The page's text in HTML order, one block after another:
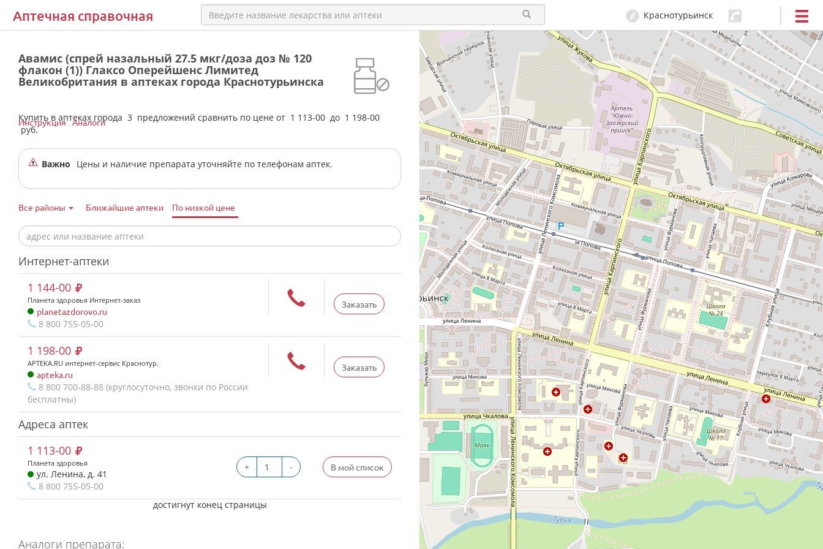
Аптечная справочная Краснотурьинск
Авамис (спрей назальный 27.5 мкг/доза доз № 120
флакон (1)) Глаксо Оперейшенс Лимитед
Великобритания в аптеках города Краснотурьинска
Купить в аптеках города 3 предложений сравнить по цене от 1 113-00 до 1 198-00
руб.
Инструкция Аналоги
Важно Цены и наличие препарата уточняйте по телефонам аптек.
Все районы Ближайшие аптеки По низкой цене
Интернет-аптеки
Заказать
1 144-00
Планета здоровья Интернет-заказ
planetazdorovo.ru
8 800 755-05-00
Заказать
1 198-00
APTEKA.RU интернет-сервис Краснотур.
apteka.ru
8 800 700-88-88 (круглосуточно, звонки по России
бесплатны)
Адреса аптек
+ - В мой список
1 113-00
Планета здоровья
ул. Ленина, д. 41
8 800 755-05-00
достигнут конец страницы
Аналоги препарата: